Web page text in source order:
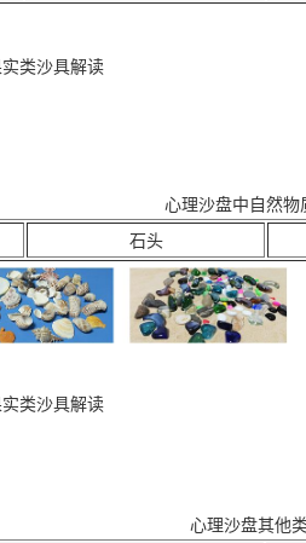
类沙具解读
心理沙盘中自然物
石头
类沙具解读
心理沙盘其他